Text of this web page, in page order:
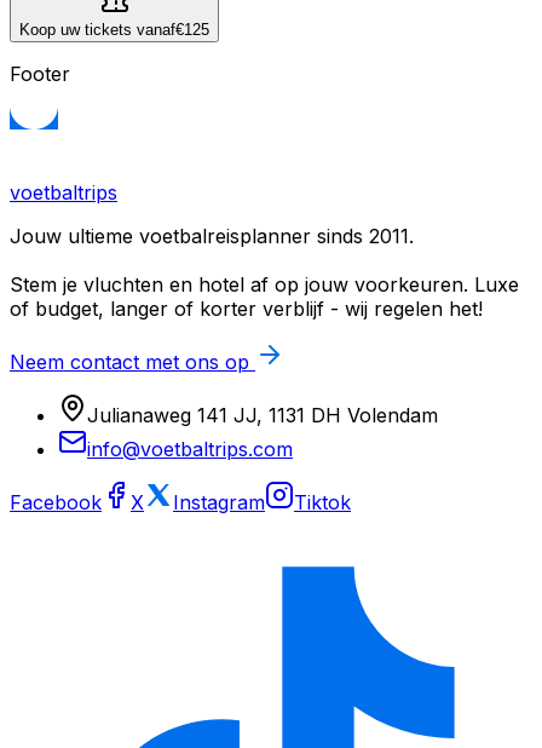
Koop uw tickets vanaf€125
Footer
voetbaltrips
Jouw ultieme voetbalreisplanner sinds 2011.
Stem je vluchten en hotel af op jouw voorkeuren. Luxe
of budget, langer of korter verblijf - wij regelen het!
Neem contact met ons op
Julianaweg 141 JJ, 1131 DH Volendam
info@voetbaltrips.com
Facebook X Instagram Tiktok